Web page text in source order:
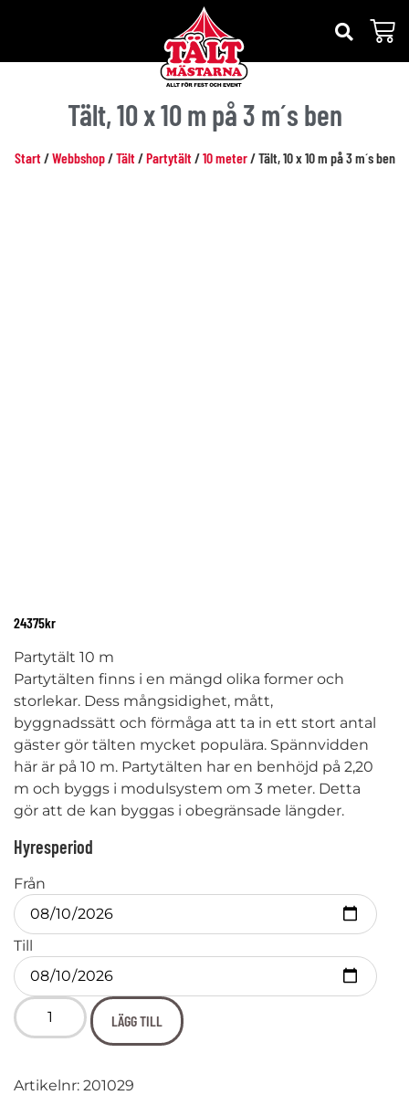
Tält, 10 x 10 m på 3 m´s ben
Start/Webbshop/Tält/Partytält/10 meter/ Tält, 10 x 10 m på 3 m´s ben
24375kr
Partytält 10 m
Partytälten finns i en mängd olika former och
storlekar. Dess mångsidighet, mått,
byggnadssätt och förmåga att ta in ett stort antal
gäster gör tälten mycket populära. Spännvidden
här är på 10 m. Partytälten har en benhöjd på 2,20
m och byggs i modulsystem om 3 meter. Detta
gör att de kan byggas i obegränsade längder.
Hyresperiod
Från
Till
LÄGG TILL
Artikelnr: 201029